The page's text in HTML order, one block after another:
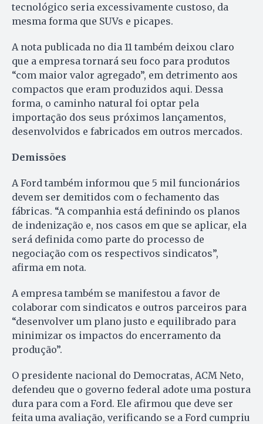
tecnológico seria excessivamente custoso, da
mesma forma que SUVs e picapes.
A nota publicada no dia 11 também deixou claro
que a empresa tornará seu foco para produtos
“com maior valor agregado”, em detrimento aos
compactos que eram produzidos aqui. Dessa
forma, o caminho natural foi optar pela
importação dos seus próximos lançamentos,
desenvolvidos e fabricados em outros mercados.
Demissões
A Ford também informou que 5 mil funcionários
devem ser demitidos com o fechamento das
fábricas. “A companhia está definindo os planos
de indenização e, nos casos em que se aplicar, ela
será definida como parte do processo de
negociação com os respectivos sindicatos”,
afirma em nota.
A empresa também se manifestou a favor de
colaborar com sindicatos e outros parceiros para
“desenvolver um plano justo e equilibrado para
minimizar os impactos do encerramento da
produção”.
O presidente nacional do Democratas, ACM Neto,
defendeu que o governo federal adote uma postura
dura para com a Ford. Ele afirmou que deve ser
feita uma avaliação, verificando se a Ford cumpriu